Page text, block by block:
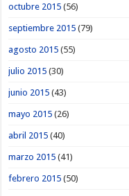
octubre 2015 (56)
septiembre 2015 (79)
agosto 2015 (55)
julio 2015 (30)
junio 2015 (43)
mayo 2015 (26)
abril 2015 (40)
marzo 2015 (41)
febrero 2015 (50)